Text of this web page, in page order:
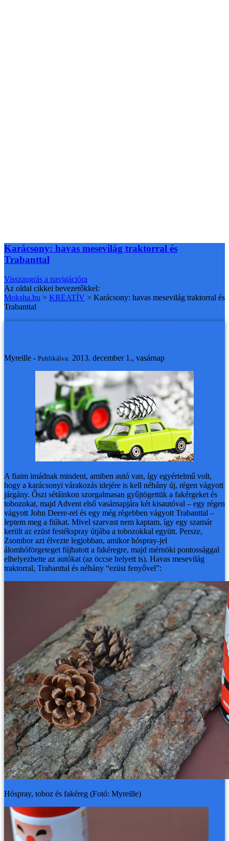
Karácsony: havas mesevilág traktorral és
Trabanttal
Visszaugrás a navigációra
Az oldal cikkei bevezetőkkel:
Moksha.hu > KREATÍV > Karácsony: havas mesevilág traktorral és
Trabanttal
Myreille - Publikálva: 2013. december 1., vasárnap
A fiaim imádnak mindent, amiben autó van, így egyértelmű volt,
hogy a karácsonyi várakozás idejére is kell néhány új, régen vágyott
járgány. Őszi sétáinkon szorgalmasan gyűjtögettük a fakérgeket és
tobozokat, majd Advent első vasárnapjára két kisautóval – egy régen
vágyott John Deere-rel és egy még régebben vágyott Trabanttal –
leptem meg a fiúkat. Mivel szarvast nem kaptam, így egy szamár
került az ezüst festékspray útjába a tobozokkal együtt. Persze,
Zsombor azt élvezte legjobban, amikor hóspray-jel
álomhóförgeteget fújhatott a fakéregre, majd mérnöki pontossággal
elhelyezhette az autókat (az öccse helyett is). Havas mesevilág
traktorral, Trabanttal és néhány “ezüst fenyővel”:
Hóspray, toboz és fakéreg (Fotó: Myreille)